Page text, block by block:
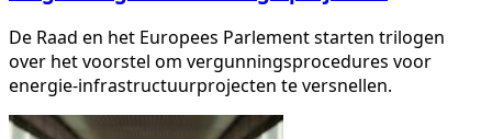
De Raad en het Europees Parlement starten trilogen
over het voorstel om vergunningsprocedures voor
energie-infrastructuurprojecten te versnellen.